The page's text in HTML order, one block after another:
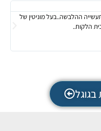
ההלבשה..בעל מוניטין של
הלקוח..